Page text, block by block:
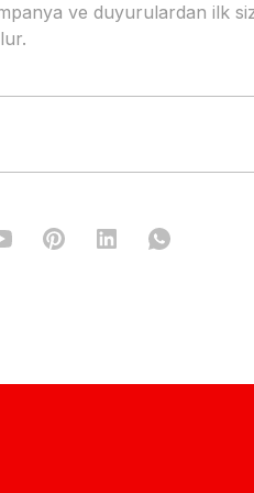
ve duyurulardan ilk